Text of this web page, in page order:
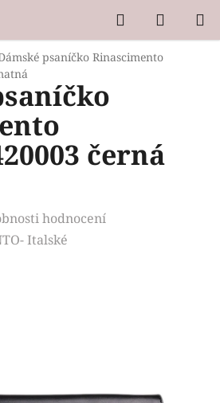
Hledat
KOŠÍK
psaníčko Rinascimento
černá
hodnocení
Italské